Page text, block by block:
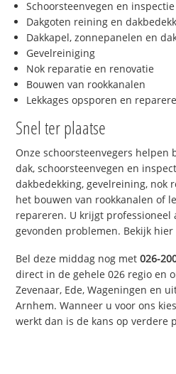
Schoorsteenvegen en inspectie
Dakgoten reining en
Dakkapel, zonnepanelen en
Gevelreiniging
Nok reparatie en renovatie
Bouwen van rookkanalen
Lekkages opsporen en
Snel ter plaatse
Onze schoorsteenvegers
dak, schoorsteenvegen en
dakbedekking, gevelreining, nok
het bouwen van rookkanalen of
repareren. U krijgt professioneel
gevonden problemen. Bekijk hier
Bel deze middag nog met026-
direct in de gehele 026 regio en
Zevenaar, Ede, Wageningen en
Arnhem. Wanneer u voor ons
werkt dan is de kans op verdere